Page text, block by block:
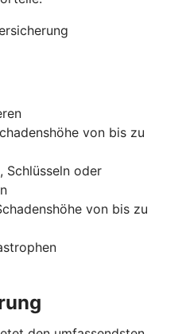
von bis zu
Schlüsseln oder
von bis zu